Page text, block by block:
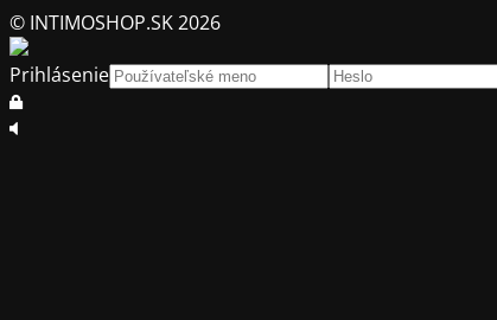
© INTIMOSHOP.SK 2026
Prihlásenie